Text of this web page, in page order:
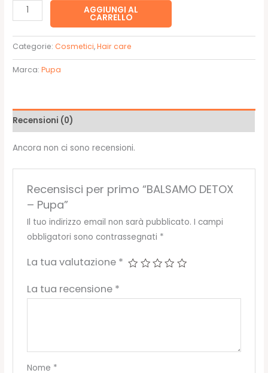
BALSAMO
DETOX
-
Pupa
quantità
AGGIUNGI AL
CARRELLO
Categorie:Cosmetici,Hair care
Marca:Pupa
Recensioni (0)
Ancora non ci sono recensioni.
Recensisci per primo “BALSAMO DETOX
– Pupa”
Il tuo indirizzo email non sarà pubblicato. I campi
obbligatori sono contrassegnati *
La tua valutazione *
La tua recensione *
Nome *